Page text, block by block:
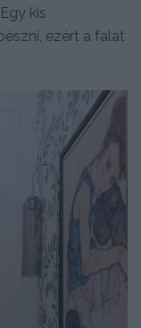
kis
ezért a falat